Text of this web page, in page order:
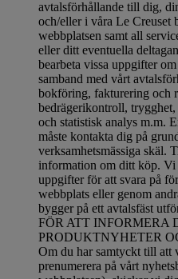
avtalsförhållande till dig,
och/eller i våra Le Creuset
webbplatsen samt all
eller ditt eventuella
bearbeta vissa uppgifter
samband med vårt
bokföring, fakturering och
bedrägerikontroll, trygghet,
och statistisk analys m.m.
måste kontakta dig på
verksamhetsmässiga skäl.
information om ditt köp. Vi
uppgifter för att svara på
webbplats eller genom
bygger på ett avtalsfäst
FÖR ATT INFORMERA
PRODUKTNYHETER
Om du har samtyckt till att
prenumerera på vårt